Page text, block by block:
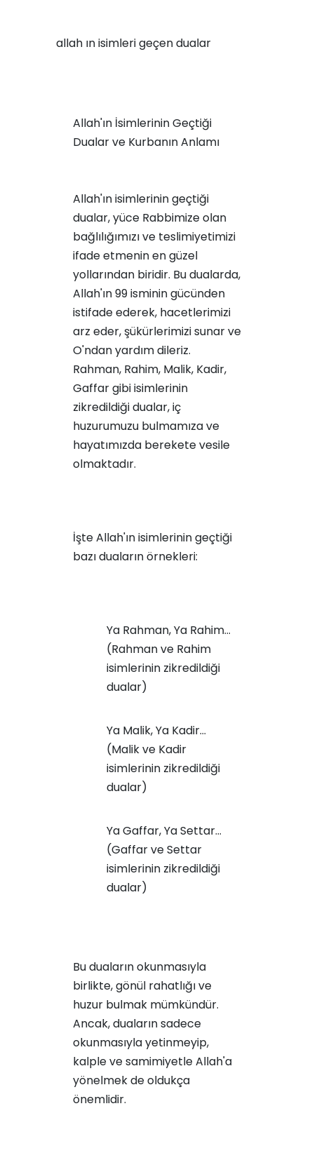
allah ın isimleri geçen dualar
Allah'ın İsimlerinin Geçtiği
Dualar ve Kurbanın Anlamı
Allah'ın isimlerinin geçtiği
dualar, yüce Rabbimize olan
bağlılığımızı ve teslimiyetimizi
ifade etmenin en güzel
yollarından biridir. Bu dualarda,
Allah'ın 99 isminin gücünden
istifade ederek, hacetlerimizi
arz eder, şükürlerimizi sunar ve
O'ndan yardım dileriz.
Rahman, Rahim, Malik, Kadir,
Gaffar gibi isimlerinin
zikredildiği dualar, iç
huzurumuzu bulmamıza ve
hayatımızda berekete vesile
olmaktadır.
İşte Allah'ın isimlerinin geçtiği
bazı duaların örnekleri:
Ya Rahman, Ya Rahim...
(Rahman ve Rahim
isimlerinin zikredildiği
dualar)
Ya Malik, Ya Kadir...
(Malik ve Kadir
isimlerinin zikredildiği
dualar)
Ya Gaffar, Ya Settar...
(Gaffar ve Settar
isimlerinin zikredildiği
dualar)
Bu duaların okunmasıyla
birlikte, gönül rahatlığı ve
huzur bulmak mümkündür.
Ancak, duaların sadece
okunmasıyla yetinmeyip,
kalple ve samimiyetle Allah'a
yönelmek de oldukça
önemlidir.